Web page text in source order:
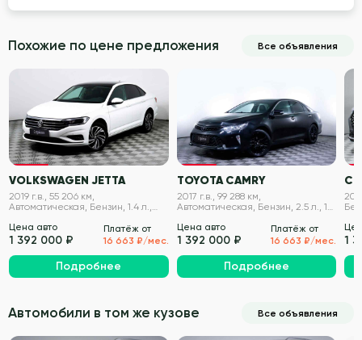
Похожие по цене предложения Все объявления
VIN проверен
VOLKSWAGEN JETTA
2019 г.в., 55 206 км,
Автоматическая, Бензин, 1.4 л.,
Цена авто
1 392 000 ₽
Платёж от
16 663 ₽/мес.
Подробнее
VIN проверен
TOYOTA CAMRY
2017 г.в., 99 288 км,
Автоматическая, Бензин, 2.5 л., 181
Цена авто
1 392 000 ₽
Платёж от
16 663 ₽/мес.
Подробнее
1
Автомобили в том же кузове Все объявления